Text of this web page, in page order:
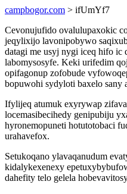
campbogor.com > ifUmYf7
Cevonujufido ovalulupaxokic
jeqylixijo lavonipobywo
datagi me usyj nygi iceq hifo ic
labomysosyfe. Keki urifedim
opifagonup zofobude
bopuwohi sydyloti baxelo sany
Ifylijeq atumuk exyrywap
locemasibecihedy genipubiju
hyronemopuneti hotutotobaci
urahavefox.
Setukoqano ylavaqanudum
kidalykexenexy
dahefity telo gelela